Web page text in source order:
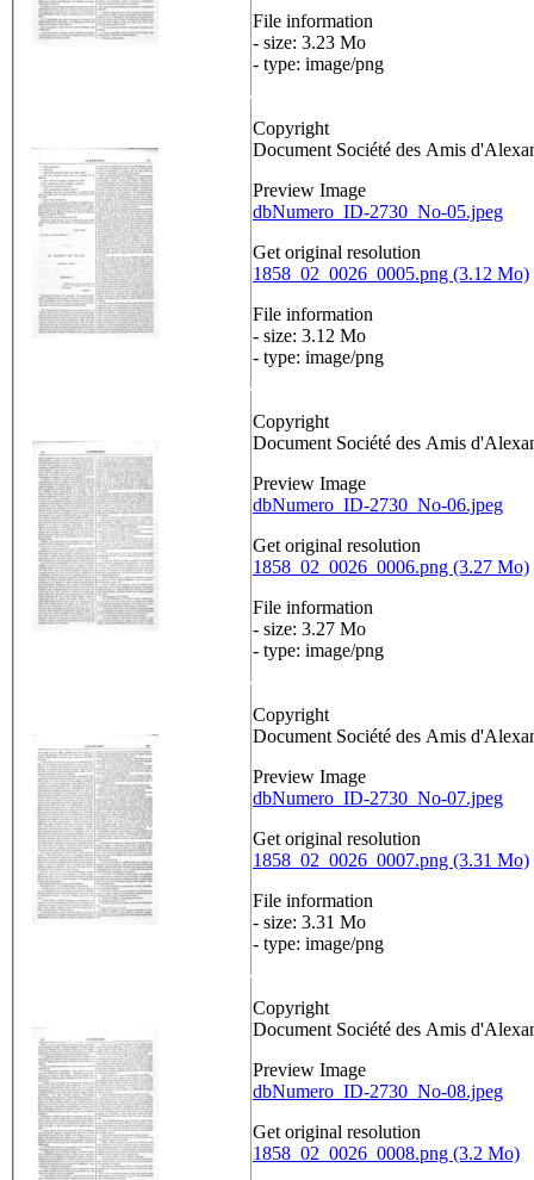
File information
- size: 3.23 Mo
- type: image/png
Copyright
Document Société des Amis
Preview Image
dbNumero_ID-2730_No-05.jpeg
Get original resolution
1858_02_0026_0005.png (3.12 Mo)
File information
- size: 3.12 Mo
- type: image/png
Copyright
Document Société des Amis
Preview Image
dbNumero_ID-2730_No-06.jpeg
Get original resolution
1858_02_0026_0006.png (3.27 Mo)
File information
- size: 3.27 Mo
- type: image/png
Copyright
Document Société des Amis
Preview Image
dbNumero_ID-2730_No-07.jpeg
Get original resolution
1858_02_0026_0007.png (3.31 Mo)
File information
- size: 3.31 Mo
- type: image/png
Copyright
Document Société des Amis
Preview Image
dbNumero_ID-2730_No-08.jpeg
Get original resolution
1858_02_0026_0008.png (3.2 Mo)